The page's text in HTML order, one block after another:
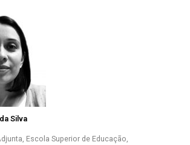
Silva
Escola Superior de Educação,